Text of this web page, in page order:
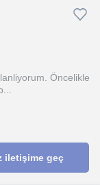
Öncelikle
iletişime geç